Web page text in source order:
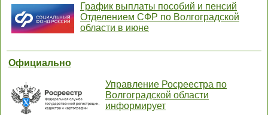
График выплаты пособий и пенсий
Отделением СФР по Волгоградской
области в июне
Официально
Управление Росреестра по
Волгоградской области
информирует